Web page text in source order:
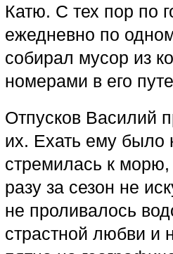
Катю. С тех пор по
ежедневно по
собирал мусор из
номерами в его
Отпусков Василий
их. Ехать ему было
стремилась к
разу за сезон не
не проливалось
страстной любви и